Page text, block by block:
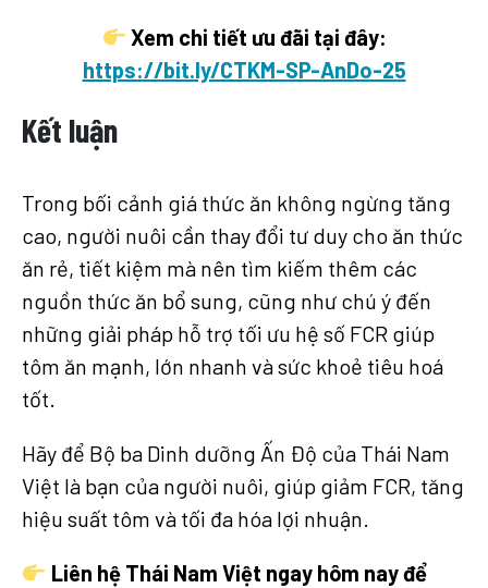
Xem chi tiết ưu đãi tại đây:
https://bit.ly/CTKM-SP-AnDo-25
Kết luận
Trong bối cảnh giá thức ăn không ngừng tăng
cao, người nuôi cần thay đổi tư duy cho ăn thức
ăn rẻ, tiết kiệm mà nên tìm kiếm thêm các
nguồn thức ăn bổ sung, cũng như chú ý đến
những giải pháp hỗ trợ tối ưu hệ số FCR giúp
tôm ăn mạnh, lớn nhanh và sức khoẻ tiêu hoá
tốt.
Hãy để Bộ ba Dinh dưỡng Ấn Độ của Thái Nam
Việt là bạn của người nuôi, giúp giảm FCR, tăng
hiệu suất tôm và tối đa hóa lợi nhuận.
Liên hệ Thái Nam Việt ngay hôm nay để